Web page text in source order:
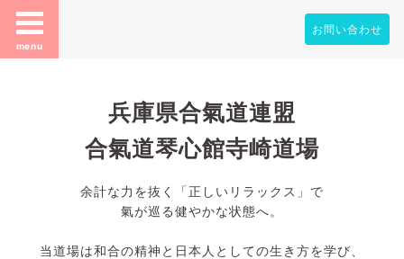
menu
お問い合わせ
兵庫県合氣道連盟
合氣道琴心館寺崎道場
余計な力を抜く「正しいリラックス」で
氣が巡る健やかな状態へ。
当道場は和合の精神と日本人としての生き方を学び、